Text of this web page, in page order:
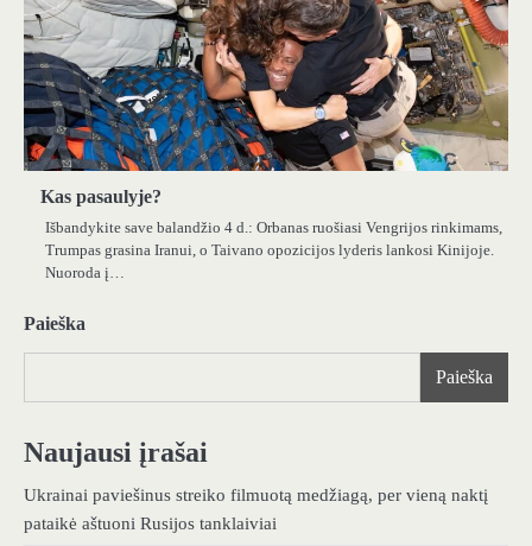
Kas pasaulyje?
Išbandykite save balandžio 4 d.: Orbanas ruošiasi Vengrijos rinkimams,
Trumpas grasina Iranui, o Taivano opozicijos lyderis lankosi Kinijoje.
Nuoroda į…
Paieška
Paieška
Naujausi įrašai
Ukrainai paviešinus streiko filmuotą medžiagą, per vieną naktį
pataikė aštuoni Rusijos tanklaiviai